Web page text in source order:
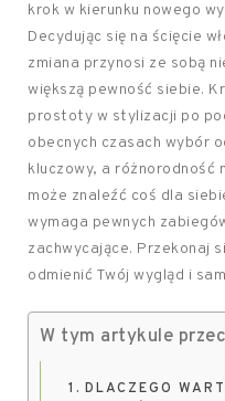
krok w kierunku nowego
Decydując się na ścięcie
zmiana przynosi ze sobą
większą pewność siebie.
prostoty w stylizacji po
obecnych czasach wybór
kluczowy, a różnorodność
może znaleźć coś dla
wymaga pewnych
zachwycające. Przekonaj
odmienić Twój wygląd i
W tym artykule
DLACZEGO